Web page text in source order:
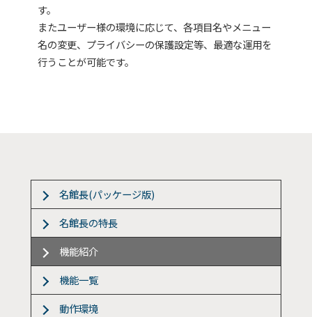
す。
またユーザー様の環境に応じて、各項目名やメニュー
名の変更、プライバシーの保護設定等、最適な運用を
行うことが可能です。
名館長(パッケージ版)
名館長の特長
機能紹介
機能一覧
動作環境